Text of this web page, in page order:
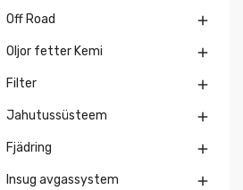
Off Road 
Oljor fetter Kemi 
Filter 
Jahutussüsteem 
Fjädring 
Insug avgassystem 